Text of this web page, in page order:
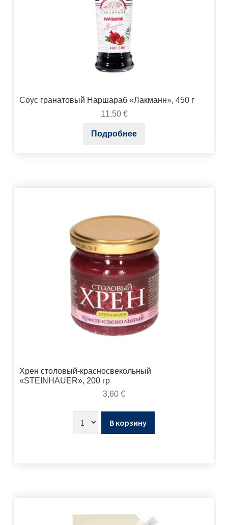
Соус гранатовый Наршараб «Лакманн», 450 г
11,50 €
Подробнее
Хрен столовый-красносвекольный
«STEINHAUER», 200 гр
3,60 €
В корзину